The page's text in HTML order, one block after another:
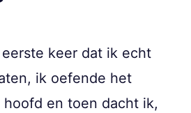
keer dat ik echt
ik oefende het
en toen dacht ik,